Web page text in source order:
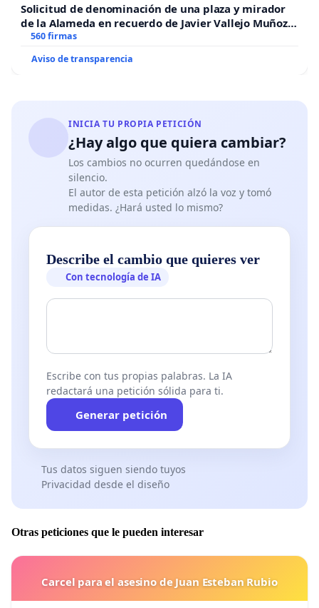
Solicitud de denominación de una plaza y mirador
de la Alameda en recuerdo de Javier Vallejo Muñoz
“Mazinger”
560 firmas
Aviso de transparencia
INICIA TU PROPIA PETICIÓN
¿Hay algo que quiera cambiar?
Los cambios no ocurren quedándose en
silencio.
El autor de esta petición alzó la voz y tomó
medidas. ¿Hará usted lo mismo?
Describe el cambio que quieres ver
Con tecnología de IA
Escribe con tus propias palabras. La IA
redactará una petición sólida para ti.
Generar petición
Tus datos siguen siendo tuyos
Privacidad desde el diseño
Otras peticiones que le pueden interesar
Carcel para el asesino de Juan Esteban Rubio